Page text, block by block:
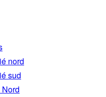
nord
sud